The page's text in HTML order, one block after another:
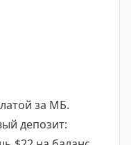
за МБ.
депозит: